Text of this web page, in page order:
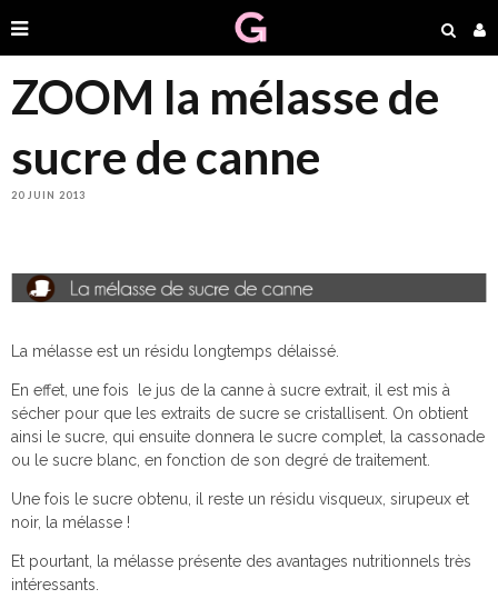
ZOOM la mélasse de
sucre de canne
20 JUIN 2013
La mélasse est un résidu longtemps délaissé.
En effet, une fois le jus de la canne à sucre extrait, il est mis à
sécher pour que les extraits de sucre se cristallisent. On obtient
ainsi le sucre, qui ensuite donnera le sucre complet, la cassonade
ou le sucre blanc, en fonction de son degré de traitement.
Une fois le sucre obtenu, il reste un résidu visqueux, sirupeux et
noir, la mélasse !
Et pourtant, la mélasse présente des avantages nutritionnels très
intéressants.